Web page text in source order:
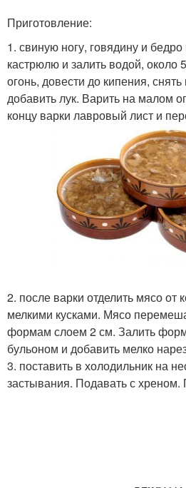
Приготовление:
1. свиную ногу, говядину и
кастрюлю и залить водой, около
огонь, довести до кипения,
добавить лук. Варить на малом
концу варки лавровый лист и
2. после варки отделить мясо от
мелкими кусками. Мясо
формам слоем 2 см. Залить
бульоном и добавить мелко
3. поставить в холодильник на
застывания. Подавать с хреном.